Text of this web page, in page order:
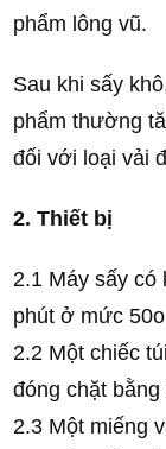
phẩm lông vũ.
Sau khi sấy
phẩm thường
đối với loại vải
2. Thiết bị
2.1 Máy sấy có
phút ở mức
2.2 Một chiếc
đóng chặt
2.3 Một miếng